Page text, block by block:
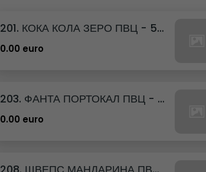
201. КОКА КОЛА ЗЕРО ПВЦ - 500МЛ.
0.00 euro
203. ФАНТА ПОРТОКАЛ ПВЦ - 500МЛ.
0.00 euro